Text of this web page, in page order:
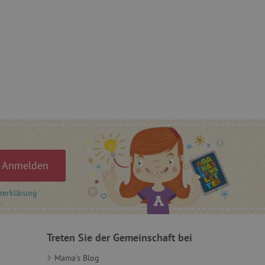
Anmelden
Treten Sie der Gemeinschaft bei
Mama's Blog
um eine Einwilligung
für
Das Cookie-Banner von
funktionieren.
ist für die Website von